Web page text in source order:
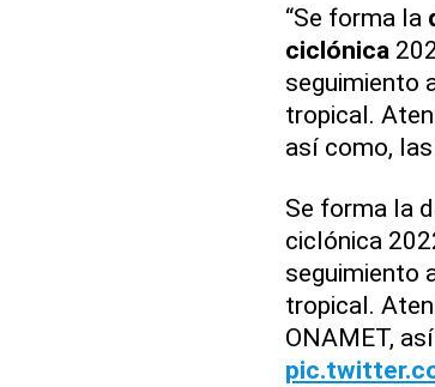
“Se forma la
ciclónica
seguimiento
tropical.
así como,
Se forma la
ciclónica
seguimiento
tropical.
ONAMET,